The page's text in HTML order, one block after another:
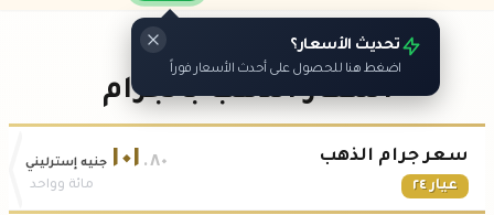
تحديث الأسعار؟
اضغط هنا للحصول على أحدث الأسعار فوراً
أسعار الذهب بالجرام
سعر جرام الذهب
عيار ٢٤
١٠١ .٨٠ جنيه إسترليني
مائة وواحد